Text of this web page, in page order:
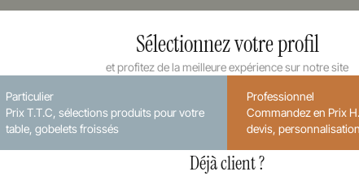
Sélectionnez votre profil
et profitez de la meilleure expérience sur notre site
Particulier
Prix T.T.C, sélections produits pour votre
table, gobelets froissés
Professionnel
Commandez en Prix
devis, personnalisation
Déjà client ?